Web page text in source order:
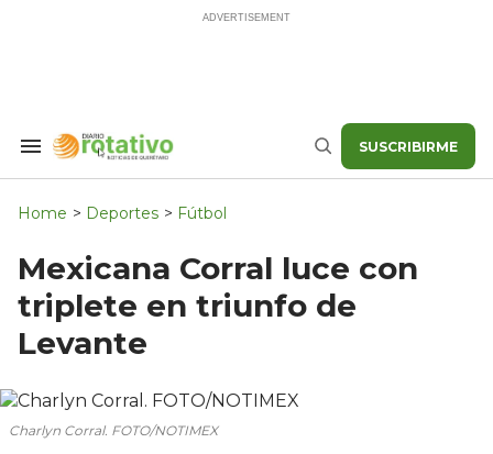
Search
Navigation
Buscar SUSCRIBIRME
Home > Deportes > Fútbol
Mexicana Corral luce con
triplete en triunfo de
Levante
Charlyn Corral. FOTO/NOTIMEX